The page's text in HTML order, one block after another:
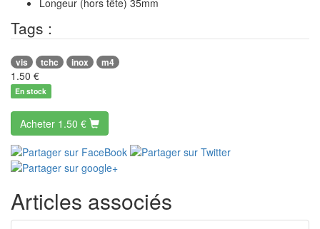
Longeur (hors tête) 35mm
Tags :
vis tchc inox m4
1.50 €
En stock
Acheter 1.50 €
Articles associés